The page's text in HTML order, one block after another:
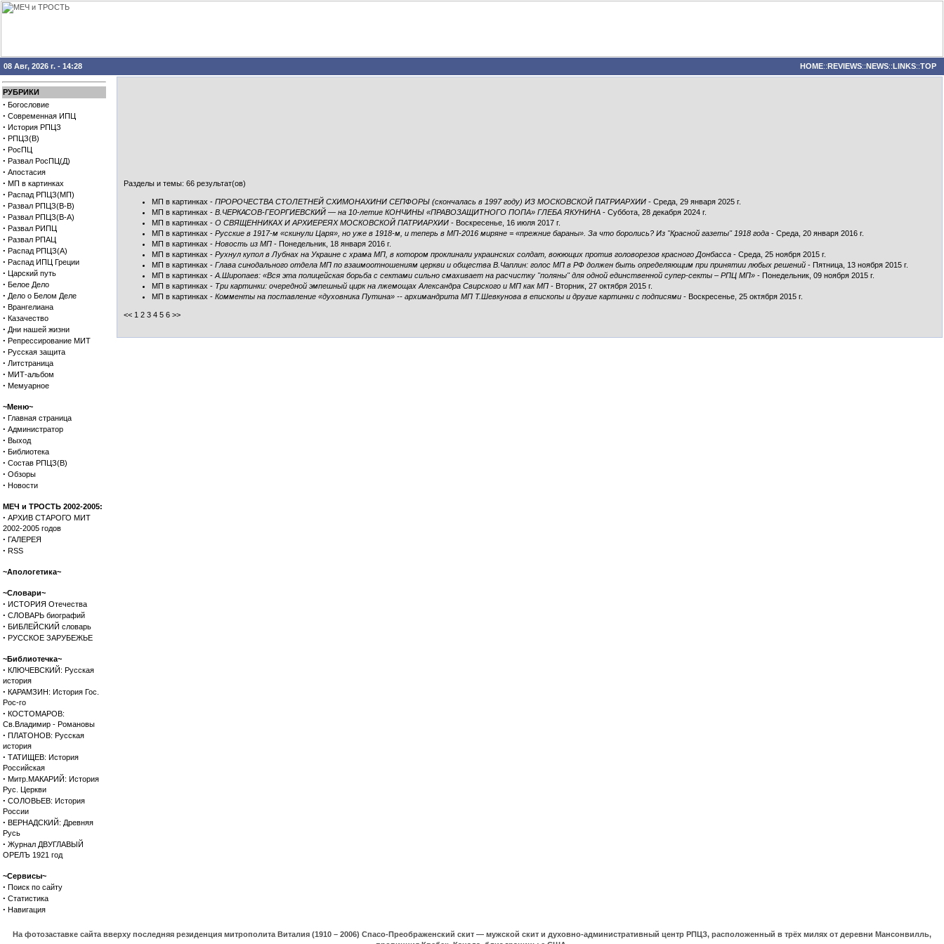
08 Авг, 2026 г. - 14:28 HOME::REVIEWS::NEWS::LINKS::TOP
РУБРИКИ
· Богословие
· Современная ИПЦ
· История РПЦЗ
· РПЦЗ(В)
· РосПЦ
· Развал РосПЦ(Д)
· Апостасия
· МП в картинках
· Распад РПЦЗ(МП)
· Развал РПЦЗ(В-В)
· Развал РПЦЗ(В-А)
· Развал РИПЦ
· Развал РПАЦ
· Распад РПЦЗ(А)
· Распад ИПЦ Греции
· Царский путь
· Белое Дело
· Дело о Белом Деле
· Врангелиана
· Казачество
· Дни нашей жизни
· Репрессирование МИТ
· Русская защита
· Литстраница
· МИТ-альбом
· Мемуарное
~Меню~
· Главная страница
· Администратор
· Выход
· Библиотека
· Состав РПЦЗ(В)
· Обзоры
· Новости
МЕЧ и ТРОСТЬ 2002-2005:
· АРХИВ СТАРОГО МИТ
2002-2005 годов
· ГАЛЕРЕЯ
· RSS
~Апологетика~
~Словари~
· ИСТОРИЯ Отечества
· СЛОВАРЬ биографий
· БИБЛЕЙСКИЙ словарь
· РУССКОЕ ЗАРУБЕЖЬЕ
~Библиотечка~
· КЛЮЧЕВСКИЙ: Русская
история
· КАРАМЗИН: История Гос.
Рос-го
· КОСТОМАРОВ:
Св.Владимир - Романовы
· ПЛАТОНОВ: Русская
история
· ТАТИЩЕВ: История
Российская
· Митр.МАКАРИЙ: История
Рус. Церкви
· СОЛОВЬЕВ: История
России
· ВЕРНАДСКИЙ: Древняя
Русь
· Журнал ДВУГЛАВЫЙ
ОРЕЛЪ 1921 год
~Сервисы~
· Поиск по сайту
· Статистика
· Навигация
Разделы и темы: 66 результат(ов)
МП в картинках - ПРОРОЧЕСТВА СТОЛЕТНЕЙ СХИМОНАХИНИ СЕПФОРЫ (скончалась в 1997 году) ИЗ МОСКОВСКОЙ ПАТРИАРХИИ - Среда, 29 января 2025 г.
МП в картинках - В.ЧЕРКАСОВ-ГЕОРГИЕВСКИЙ — на 10-летие КОНЧИНЫ «ПРАВОЗАЩИТНОГО ПОПА» ГЛЕБА ЯКУНИНА - Суббота, 28 декабря 2024 г.
МП в картинках - О СВЯЩЕННИКАХ И АРХИЕРЕЯХ МОСКОВСКОЙ ПАТРИАРХИИ - Воскресенье, 16 июля 2017 г.
МП в картинках - Русские в 1917-м «скинули Царя», но уже в 1918-м, и теперь в МП-2016 миряне = «прежние бараны». За что боролись? Из "Красной газеты" 1918 года - Среда, 20 января 2016 г.
МП в картинках - Новость из МП - Понедельник, 18 января 2016 г.
МП в картинках - Рухнул купол в Лубнах на Украине с храма МП, в котором проклинали украинских солдат, воюющих против головорезов красного Донбасса - Среда, 25 ноября 2015 г.
МП в картинках - Глава синодального отдела МП по взаимоотношениям церкви и общества В.Чаплин: голос МП в РФ должен быть определяющим при принятии любых решений - Пятница, 13 ноября 2015 г.
МП в картинках - А.Широпаев: «Вся эта полицейская борьба с сектами сильно смахивает на расчистку "поляны" для одной единственной супер-секты – РПЦ МП» - Понедельник, 09 ноября 2015 г.
МП в картинках - Три картинки: очередной эмпешный цирк на лжемощах Александра Свирского и МП как МП - Вторник, 27 октября 2015 г.
МП в картинках - Комменты на поставление «духовника Путина» -- архимандрита МП Т.Шевкунова в епископы и другие картинки с подписями - Воскресенье, 25 октября 2015 г.
<< 1 2 3 4 5 6 >>
На фотозаставке сайта вверху последняя резиденция митрополита Виталия (1910 – 2006) Спасо-Преображенский скит — мужской скит и духовно-административный центр РПЦЗ, расположенный в трёх милях от деревни Мансонвилль,